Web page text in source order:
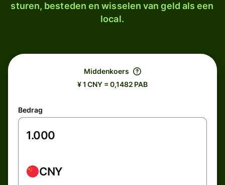
sturen, besteden en wisselen van geld als een
local.
Middenkoers
¥ 1 CNY = 0,1482 PAB
Bedrag
CNY